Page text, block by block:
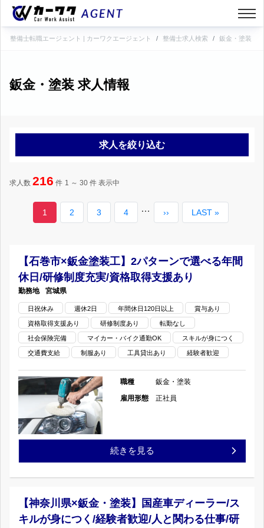
整備士転職エージェント | カーワクエージェント 整備士求人検索 鈑金・塗装
鈑金・塗装 求人情報
求人を絞り込む
求人数 216 件 1 ～ 30 件 表示中
カ
ト
ペ
ー
ジ
1 ペ
2 ペ
3 ペ
4 … 次
ジ
›› 最
LAST »
【石巻市×鈑金塗装工】2パターンで選べる年間
休日/研修制度充実/資格取得支援あり
宮城県
日祝休み 週休2日 年間休日120日以上 賞与あり
資格取得支援あり 研修制度あり 転勤なし
社会保険完備 マイカー・バイク通勤OK スキルが身につく
交通費支給 制服あり 工具貸出あり 経験者歓迎
職種
鈑金・塗装
雇用形態
正社員
【石
市
×
続きを見る
【神奈川県×鈑金・塗装】国産車ディーラー/ス
キルが身につく/経験者歓迎/人と関わる仕事/研